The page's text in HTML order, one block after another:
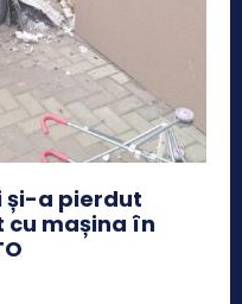
și-a pierdut
cu mașina în